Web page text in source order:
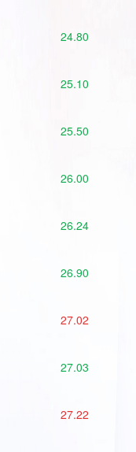
24.80
25.10
25.50
26.00
26.24
26.90
27.02
27.03
27.22